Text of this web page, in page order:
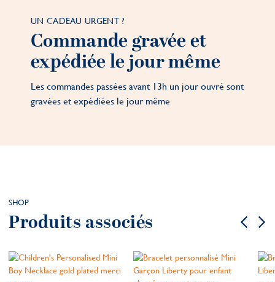
UN CADEAU URGENT ?
Commande gravée et
expédiée le jour même
Les commandes passées avant 13h un jour ouvré sont
gravées et expédiées le jour même
SHOP
Produits associés